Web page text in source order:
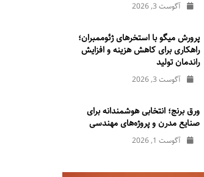
آگوست 3, 2026
پرورش میگو با استخرهای ژئوممبران؛
راهکاری برای کاهش هزینه و افزایش
راندمان تولید
آگوست 3, 2026
ورق برنج؛ انتخابی هوشمندانه برای
صنایع مدرن و پروژه‌های مهندسی
آگوست 1, 2026